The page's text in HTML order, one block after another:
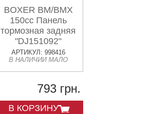
BOXER BM/BMX
150cc Панель
тормозная задняя
"DJ151092"
АРТИКУЛ: 998416
В НАЛИЧИИ МАЛО
793 грн.
В КОРЗИНУ